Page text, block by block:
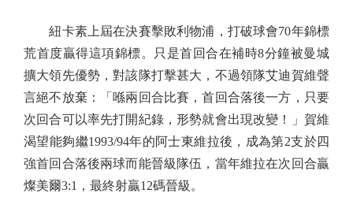
紐卡素上屆在決賽擊敗利物浦，打破球會70年錦標
荒首度贏得這項錦標。只是首回合在補時8分鐘被曼城
擴大領先優勢，對該隊打擊甚大，不過領隊艾迪賀維聲
言絕不放棄：「喺兩回合比賽，首回合落後一方，只要
次回合可以率先打開紀錄，形勢就會出現改變！」賀維
渴望能夠繼1993/94年的阿士東維拉後，成為第2支於四
強首回合落後兩球而能晉級隊伍，當年維拉在次回合贏
燦美爾3:1，最終射贏12碼晉級。